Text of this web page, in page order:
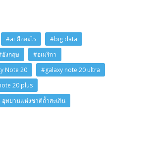
#ai คืออะไร
#big data
อังกฤษ
#อเมริกา
Note 20
#galaxy note 20 ultra
20 plus
ทยานแห่งชาติถ้ำสะเกิน